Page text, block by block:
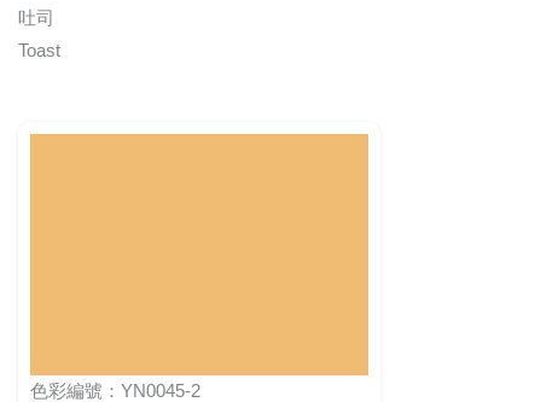
吐司
Toast
色彩編號：YN0045-2